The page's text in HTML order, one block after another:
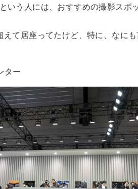
いう人には、おすすめの撮影スポ
えて居座ってたけど、特に、なに
ター